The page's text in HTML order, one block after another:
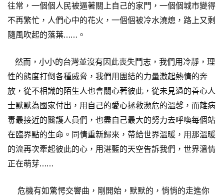
往常，一個個人民被逼著關上自己的家門，一個個城市變得
不再繁忙，人們心中的花火，一個個被冷水澆熄，路上又剩
隨風吹起的落葉……。
然而，小小的台灣並沒有因此喪失鬥志，我們用冷靜，理
性的態度打倒各種威脅，我們用團結的力量激起熱情的奔
放，從不相識的陌生人也會關心著彼此，從未見過的善心人
士默默為國家付出，用自己的愛心拯救瀕危的溫馨，而離病
毒最接近的醫護人員們，也盡自己最大的努力去呼喚每個站
在臨界點的生命。同情重新歸來，帶給世界溫暖，用那溫暖
的流再次牽起彼此的心，用湛藍的天空告訴我們，世界溫情
正在萌芽……
危機有如驚愕交響曲，剛開始，默默的，悄悄的走進你